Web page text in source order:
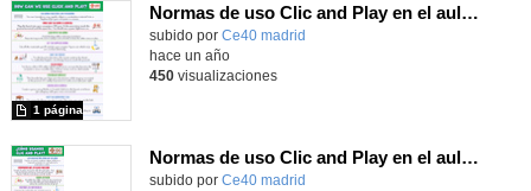
Normas de uso Clic and Play en el aula en inglés (tamaño A4)
subido por Ce40 madrid
1 página
hace un año
450visualizaciones
Normas de uso Clic and Play en el aula (tamaño A3)
subido por Ce40 madrid